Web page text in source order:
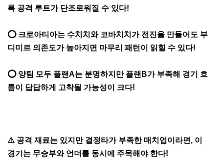
록 공격 루트가 단조로워질 수 있다!
⭕ 크로아티아는 수치치와 코바치치가 전진을 만들어도 부
디미르 의존도가 높아지면 마무리 패턴이 읽힐 수 있다!
⭕ 양팀 모두 플랜A는 분명하지만 플랜B가 부족해 경기 흐
름이 답답하게 고착될 가능성이 크다!
⚠️ 공격 재료는 있지만 결정타가 부족한 매치업이라면, 이
경기는 무승부와 언더를 동시에 주목해야 한다!